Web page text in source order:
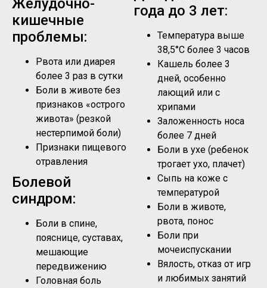
кишечные
проблемы:
Рвота или диарея
более 3 раз в сутки
Боли в животе без
признаков «острого
живота» (резкой
нестерпимой боли)
Признаки пищевого
отравления
Болевой
синдром:
Боли в спине,
пояснице, суставах,
мешающие
передвижению
Головная боль
года до 3 лет:
Температура выше
38,5°C более 3 часов
Кашель более 3
дней, особенно
лающий или с
хрипами
Заложенность носа
более 7 дней
Боли в ухе (ребенок
трогает ухо, плачет)
Сыпь на коже с
температурой
Боли в животе,
рвота, понос
Боли при
мочеиспускании
Вялость, отказ от игр
и любимых занятий